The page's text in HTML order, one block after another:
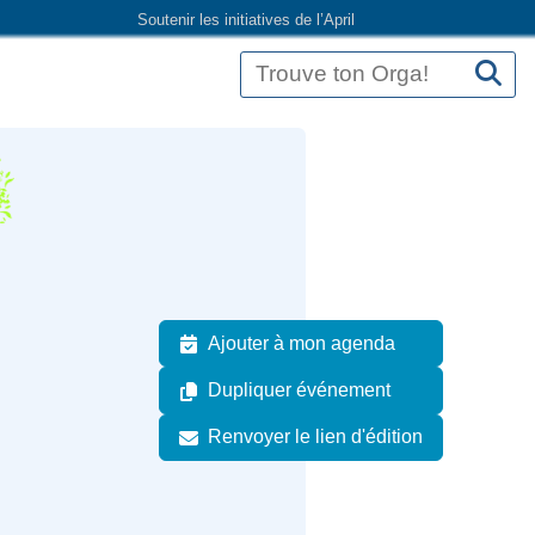
Soutenir les initiatives de l’April
Ajouter à mon agenda
Dupliquer événement
Renvoyer le lien d'édition